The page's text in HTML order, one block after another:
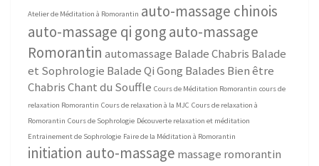
Atelier de Méditation à Romorantin auto-massage chinois
auto-massage qi gongauto-massage
Romorantin automassage Balade Chabris Balade
et Sophrologie Balade Qi Gong Balades Bien être
ChabrisChant du Souffle Cours de Méditation Romorantin cours de
relaxation Romorantin Cours de relaxation à la MJC Cours de relaxation à
Romorantin Cours de Sophrologie Découverte relaxation et méditation
Entrainement de Sophrologie Faire de la Méditation à Romorantin
initiation auto-massage massage romorantin